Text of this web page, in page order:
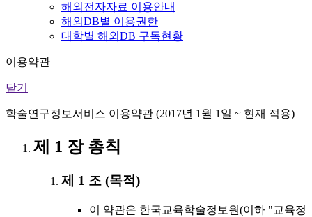
해외전자자료 이용안내
해외DB별 이용권한
대학별 해외DB 구독현황
이용약관
닫기
학술연구정보서비스 이용약관 (2017년 1월 1일 ~ 현재 적용)
제 1 장 총칙
제 1 조 (목적)
이 약관은 한국교육학술정보원(이하 "교육정